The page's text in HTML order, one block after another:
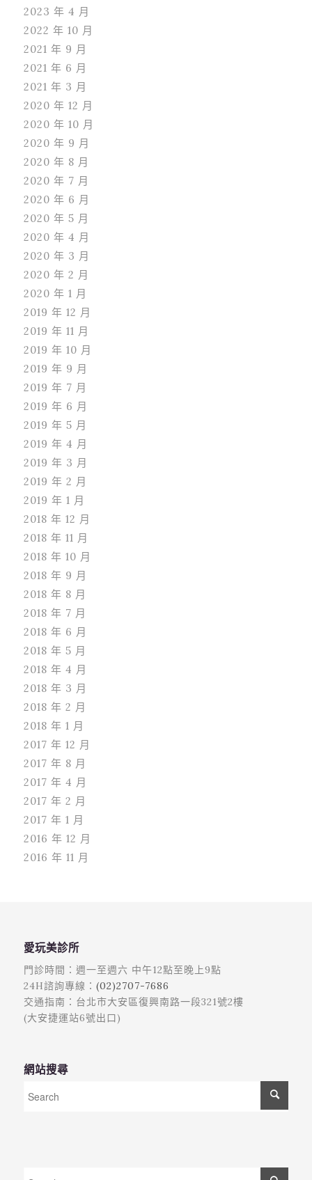
2023 年 4 月
2022 年 10 月
2021 年 9 月
2021 年 6 月
2021 年 3 月
2020 年 12 月
2020 年 10 月
2020 年 9 月
2020 年 8 月
2020 年 7 月
2020 年 6 月
2020 年 5 月
2020 年 4 月
2020 年 3 月
2020 年 2 月
2020 年 1 月
2019 年 12 月
2019 年 11 月
2019 年 10 月
2019 年 9 月
2019 年 7 月
2019 年 6 月
2019 年 5 月
2019 年 4 月
2019 年 3 月
2019 年 2 月
2019 年 1 月
2018 年 12 月
2018 年 11 月
2018 年 10 月
2018 年 9 月
2018 年 8 月
2018 年 7 月
2018 年 6 月
2018 年 5 月
2018 年 4 月
2018 年 3 月
2018 年 2 月
2018 年 1 月
2017 年 12 月
2017 年 8 月
2017 年 4 月
2017 年 2 月
2017 年 1 月
2016 年 12 月
2016 年 11 月
愛玩美診所
門診時間：週一至週六 中午12點至晚上9點
24H諮詢專線： (02)2707-7686
交通指南：台北市大安區復興南路一段321號2樓
(大安捷運站6號出口)
網站搜尋